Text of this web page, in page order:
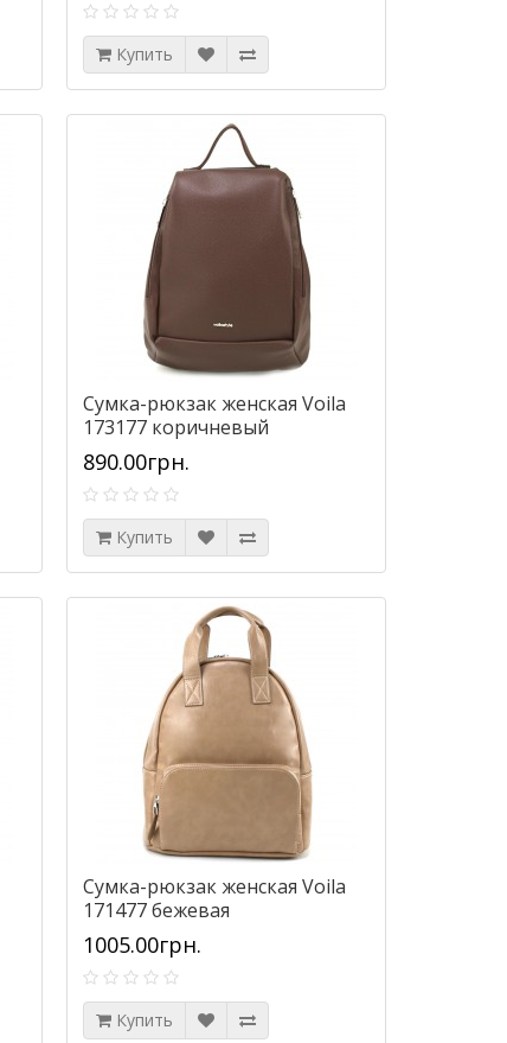
Сумка спортивная на колёсах
0.00грн.
Купить
265.00грн.
Купить
Сумка-рюкзак женская Voila
173177 коричневый
890.00грн.
Купить
Сумка-рюкзак женская Voila
171477 бежевая
1005.00грн.
Купить